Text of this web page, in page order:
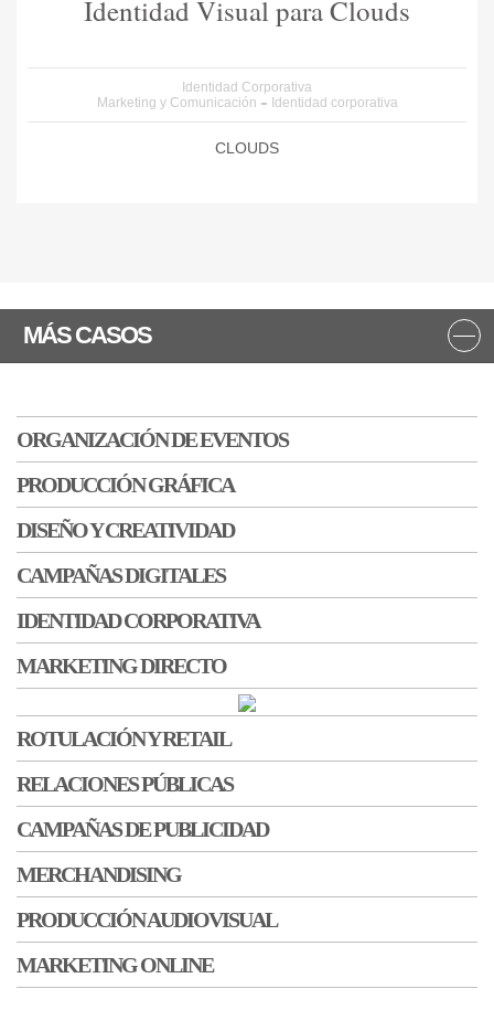
Identidad Visual para Clouds
Identidad Corporativa
Marketing y Comunicación
Identidad corporativa
CLOUDS
MÁS CASOS
ORGANIZACIÓN DE EVENTOS
PRODUCCIÓN GRÁFICA
DISEÑO Y CREATIVIDAD
CAMPAÑAS DIGITALES
IDENTIDAD CORPORATIVA
MARKETING DIRECTO
ROTULACIÓN Y RETAIL
RELACIONES PÚBLICAS
CAMPAÑAS DE PUBLICIDAD
MERCHANDISING
PRODUCCIÓN AUDIOVISUAL
MARKETING ONLINE